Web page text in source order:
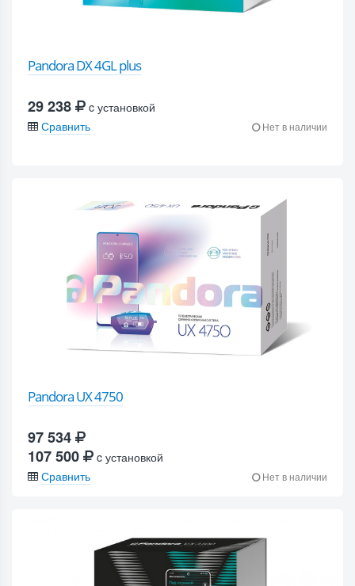
Pandora DX 4GL plus
29 238
c установкой
Сравнить
Нет в наличии
Pandora UX 4750
97 534
107 500
c установкой
Сравнить
Нет в наличии